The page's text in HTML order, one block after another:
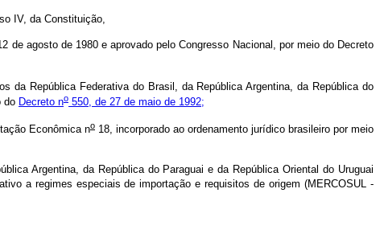
IV, da Constituição,
agosto de 1980 e aprovado pelo Congresso Nacional, por meio do Decreto
da República Federativa do Brasil, da República Argentina, da República do
do Decreto no 550, de 27 de maio de 1992;
Econômica no 18, incorporado ao ordenamento jurídico brasileiro por meio
Argentina, da República do Paraguai e da República Oriental do Uruguai
a regimes especiais de importação e requisitos de origem (MERCOSUL -